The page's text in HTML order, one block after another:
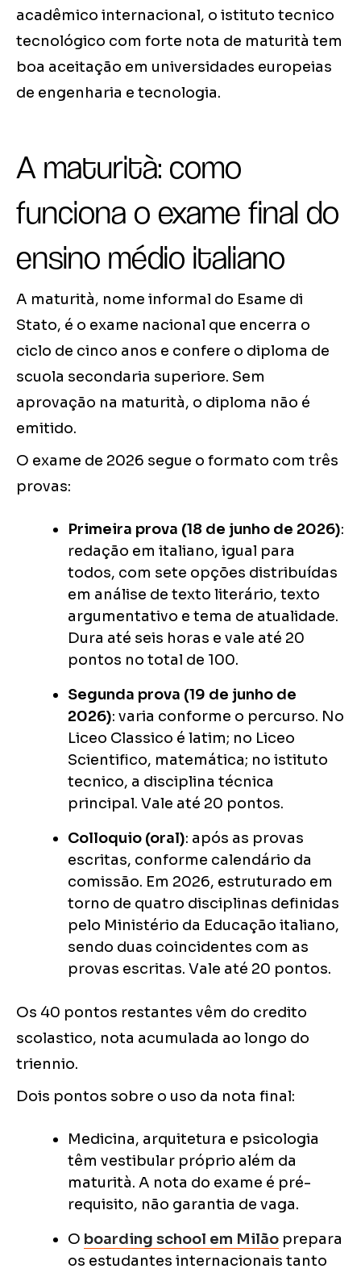
acadêmico internacional, o istituto tecnico
tecnológico com forte nota de maturità tem
boa aceitação em universidades europeias
de engenharia e tecnologia.
A maturità: como
funciona o exame final do
ensino médio italiano
A maturità, nome informal do Esame di
Stato, é o exame nacional que encerra o
ciclo de cinco anos e confere o diploma de
scuola secondaria superiore. Sem
aprovação na maturità, o diploma não é
emitido.
O exame de 2026 segue o formato com três
provas:
Primeira prova (18 de junho de 2026):
redação em italiano, igual para
todos, com sete opções distribuídas
em análise de texto literário, texto
argumentativo e tema de atualidade.
Dura até seis horas e vale até 20
pontos no total de 100.
Segunda prova (19 de junho de
2026): varia conforme o percurso. No
Liceo Classico é latim; no Liceo
Scientifico, matemática; no istituto
tecnico, a disciplina técnica
principal. Vale até 20 pontos.
Colloquio (oral): após as provas
escritas, conforme calendário da
comissão. Em 2026, estruturado em
torno de quatro disciplinas definidas
pelo Ministério da Educação italiano,
sendo duas coincidentes com as
provas escritas. Vale até 20 pontos.
Os 40 pontos restantes vêm do credito
scolastico, nota acumulada ao longo do
triennio.
Dois pontos sobre o uso da nota final:
Medicina, arquitetura e psicologia
têm vestibular próprio além da
maturità. A nota do exame é pré-
requisito, não garantia de vaga.
O boarding school em Milão prepara
os estudantes internacionais tanto